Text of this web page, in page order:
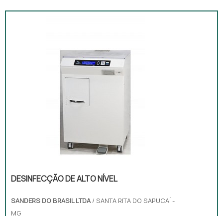
DESINFECÇÃO DE ALTO NÍVEL
SANDERS DO BRASIL LTDA / SANTA RITA DO SAPUCAÍ -
MG